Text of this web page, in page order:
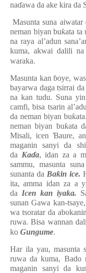
naɗawa da ake kira da
Masunta suna aiwatar
neman biyan buƙata ta
na raya al’adun
kuma, akwai dalili na
waraka.
Masunta kan ɓoye,
bayarwa daga tsirrai
na kan tudu. Suna
camfi, bisa tsarin
da neman biyan buƙ
neman biyan buƙata
Misali, icenƁaure,
maganin sanyi da
da Kaɗa, idan za a
sammu, masunta
sunanta da Baƙin ice.
ita, amma idan za a
da Icen kan iyaka.
sunan Gawa kan-
wa tsoratar da
ruwa. Bisa wannan
ko Gungume.
Har ila yau, masunta
ruwa da kuma, Bado
maganin sanyi da